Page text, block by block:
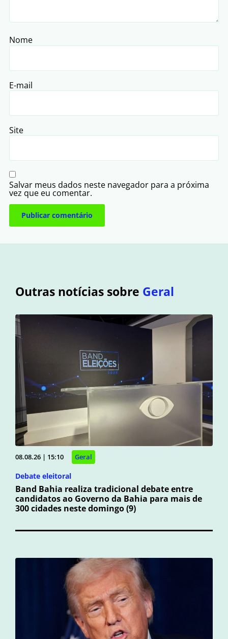
Nome
E-mail
Site
Salvar meus dados neste navegador para a próxima
vez que eu comentar.
Outras notícias sobre Geral
08.08.26 | 15:10 Geral
Debate eleitoral
Band Bahia realiza tradicional debate entre
candidatos ao Governo da Bahia para mais de
300 cidades neste domingo (9)